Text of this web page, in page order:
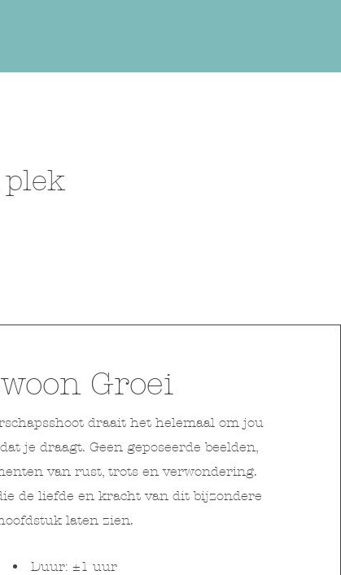
Groei
draait het helemaal om jou
je draagt. Geen geposeerde beelden,
van rust, trots en verwondering.
de liefde en kracht van dit bijzondere
laten zien.
Duur: ±1 uur